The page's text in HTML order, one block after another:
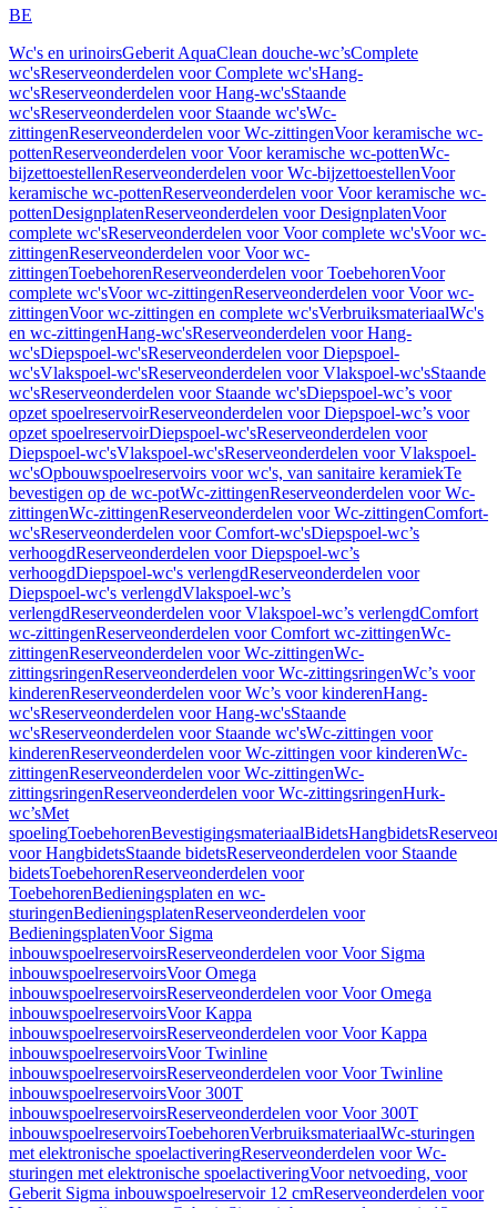
BE
Wc's en urinoirsGeberit AquaClean douche-wc’sComplete
wc'sReserveonderdelen voor Complete wc'sHang-
wc'sReserveonderdelen voor Hang-wc'sStaande
wc'sReserveonderdelen voor Staande wc'sWc-
zittingenReserveonderdelen voor Wc-zittingenVoor keramische wc-
pottenReserveonderdelen voor Voor keramische wc-pottenWc-
bijzettoestellenReserveonderdelen voor Wc-bijzettoestellenVoor
keramische wc-pottenReserveonderdelen voor Voor keramische wc-
pottenDesignplatenReserveonderdelen voor DesignplatenVoor
complete wc'sReserveonderdelen voor Voor complete wc'sVoor wc-
zittingenReserveonderdelen voor Voor wc-
zittingenToebehorenReserveonderdelen voor ToebehorenVoor
complete wc'sVoor wc-zittingenReserveonderdelen voor Voor wc-
zittingenVoor wc-zittingen en complete wc'sVerbruiksmateriaalWc's
en wc-zittingenHang-wc'sReserveonderdelen voor Hang-
wc'sDiepspoel-wc'sReserveonderdelen voor Diepspoel-
wc'sVlakspoel-wc'sReserveonderdelen voor Vlakspoel-wc'sStaande
wc'sReserveonderdelen voor Staande wc'sDiepspoel-wc’s voor
opzet spoelreservoirReserveonderdelen voor Diepspoel-wc’s voor
opzet spoelreservoirDiepspoel-wc'sReserveonderdelen voor
Diepspoel-wc'sVlakspoel-wc'sReserveonderdelen voor Vlakspoel-
wc'sOpbouwspoelreservoirs voor wc's, van sanitaire keramiekTe
bevestigen op de wc-potWc-zittingenReserveonderdelen voor Wc-
zittingenWc-zittingenReserveonderdelen voor Wc-zittingenComfort-
wc'sReserveonderdelen voor Comfort-wc'sDiepspoel-wc’s
verhoogdReserveonderdelen voor Diepspoel-wc’s
verhoogdDiepspoel-wc's verlengdReserveonderdelen voor
Diepspoel-wc's verlengdVlakspoel-wc’s
verlengdReserveonderdelen voor Vlakspoel-wc’s verlengdComfort
wc-zittingenReserveonderdelen voor Comfort wc-zittingenWc-
zittingenReserveonderdelen voor Wc-zittingenWc-
zittingsringenReserveonderdelen voor Wc-zittingsringenWc’s voor
kinderenReserveonderdelen voor Wc’s voor kinderenHang-
wc'sReserveonderdelen voor Hang-wc'sStaande
wc'sReserveonderdelen voor Staande wc'sWc-zittingen voor
kinderenReserveonderdelen voor Wc-zittingen voor kinderenWc-
zittingenReserveonderdelen voor Wc-zittingenWc-
zittingsringenReserveonderdelen voor Wc-zittingsringenHurk-
wc’sMet
spoelingToebehorenBevestigingsmateriaalBidetsHangbidets
voor HangbidetsStaande bidetsReserveonderdelen voor Staande
bidetsToebehorenReserveonderdelen voor
ToebehorenBedieningsplaten en wc-
sturingenBedieningsplatenReserveonderdelen voor
BedieningsplatenVoor Sigma
inbouwspoelreservoirsReserveonderdelen voor Voor Sigma
inbouwspoelreservoirsVoor Omega
inbouwspoelreservoirsReserveonderdelen voor Voor Omega
inbouwspoelreservoirsVoor Kappa
inbouwspoelreservoirsReserveonderdelen voor Voor Kappa
inbouwspoelreservoirsVoor Twinline
inbouwspoelreservoirsReserveonderdelen voor Voor Twinline
inbouwspoelreservoirsVoor 300T
inbouwspoelreservoirsReserveonderdelen voor Voor 300T
inbouwspoelreservoirsToebehorenVerbruiksmateriaalWc-sturingen
met elektronische spoelactiveringReserveonderdelen voor Wc-
sturingen met elektronische spoelactiveringVoor netvoeding, voor
Geberit Sigma inbouwspoelreservoir 12 cmReserveonderdelen voor